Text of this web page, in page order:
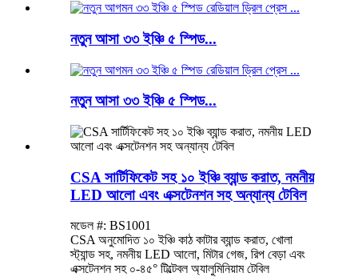
নতুন আসা ৩৩ ইঞ্চি ৫ স্পিড...
নতুন আসা ৩৩ ইঞ্চি ৫ স্পিড...
CSA সার্টিফিকেট সহ ১০ ইঞ্চি ব্যান্ড করাত, নমনীয়
LED আলো এবং এক্সটেনশন সহ অন্যান্য টেবিল
মডেল #: BS1001
CSA অনুমোদিত ১০ ইঞ্চি কাঠ কাটার ব্যান্ড করাত, খোলা
স্ট্যান্ড সহ, নমনীয় LED আলো, মিটার গেজ, রিপ বেড়া এবং
এক্সটেনশন সহ ০-৪৫° টিল্টেবল অ্যালুমিনিয়াম টেবিল